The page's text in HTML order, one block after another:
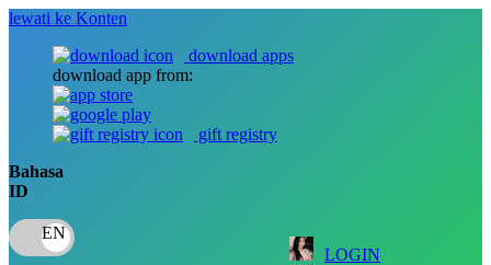
lewati ke Konten
download apps
download app from:
gift registry
Bahasa
ID
LOGIN